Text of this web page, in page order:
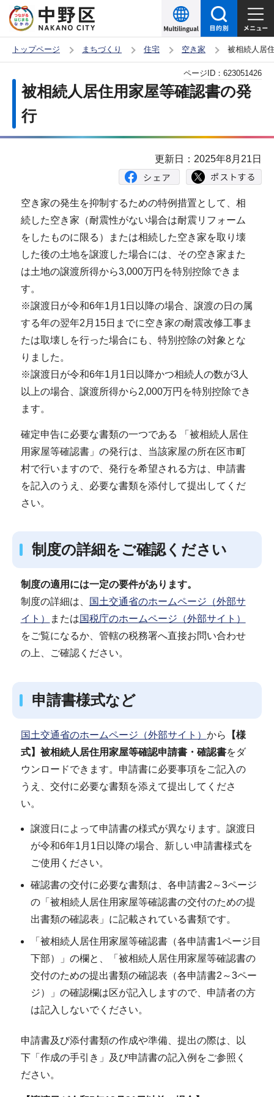
の
ー
トップページ まちづくり 住宅 空き家 被相続人居
か
被相続人居住用家屋等確認書の発
行
ページID： 623051426
更新日：2025年8月21日
空き家の発生を抑制するための特例措置として、相
続した空き家（耐震性がない場合は耐震リフォーム
をしたものに限る）または相続した空き家を取り壊
した後の土地を譲渡した場合には、その空き家また
は土地の譲渡所得から3,000万円を特別控除できま
す。
※譲渡日が令和6年1月1日以降の場合、譲渡の日の属
する年の翌年2月15日までに空き家の耐震改修工事ま
たは取壊しを行った場合にも、特別控除の対象とな
りました。
※譲渡日が令和6年1月1日以降かつ相続人の数が3人
以上の場合、譲渡所得から2,000万円を特別控除でき
ます。
確定申告に必要な書類の一つである 「被相続人居住
用家屋等確認書」の発行は、当該家屋の所在区市町
村で行いますので、発行を希望される方は、申請書
を記入のうえ、必要な書類を添付して提出してくだ
さい。
制度の詳細をご確認ください
制度の適用には一定の要件があります。
制度の詳細は、
国土交通省のホームページ（外部サ
イト）
または国税庁のホームページ（外部サイト）
をご覧になるか、管轄の税務署へ直接お問い合わせ
の上、ご確認ください。
申請書様式など
国土交通省のホームページ（外部サイト） から 【様
式】被相続人居住用家屋等確認申請書・確認書をダ
ウンロードできます。申請書に必要事項をご記入の
うえ、交付に必要な書類を添えて提出してくださ
い。
譲渡日によって申請書の様式が異なります。譲渡日
が令和6年1月1日以降の場合、新しい申請書様式を
ご使用ください。
確認書の交付に必要な書類は、各申請書2～3ページ
の「被相続人居住用家屋等確認書の交付のための提
出書類の確認表」に記載されている書類です。
「被相続人居住用家屋等確認書（各申請書1ページ目
下部）」の欄と、「被相続人居住用家屋等確認書の
交付のための提出書類の確認表（各申請書2～3ペー
ジ）」の確認欄は区が記入しますので、申請者の方
は記入しないでください。
申請書及び添付書類の作成や準備、提出の際は、以
下「作成の手引き」及び申請書の記入例をご参照く
ださい。